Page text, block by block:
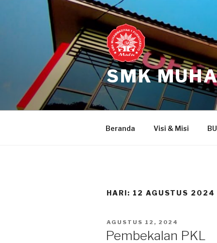
SMK
Beranda Visi & Misi
HARI: 12 AGUSTUS 2024
POSTED
AGUSTUS 12, 2024
Pembekalan PKL